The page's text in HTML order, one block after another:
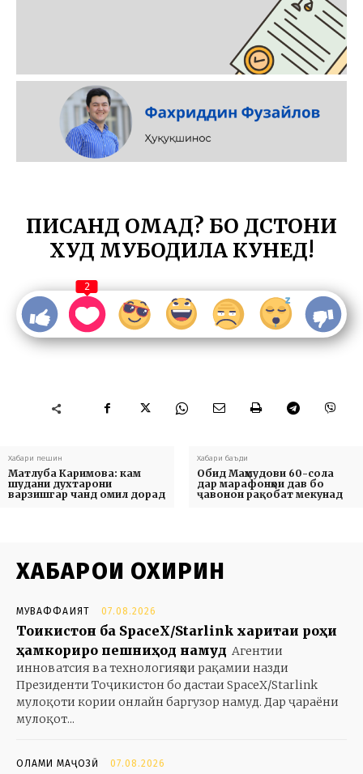
ПИСАНД ОМАД? БО ДӮСТОНИ
ХУД МУБОДИЛА КУНЕД!
2
Хабари пешин
Матлуба Каримова: кам
шудани духтарони
варзишгар чанд омил дорад
Хабари баъди
Обид Маҳмудови 60-сола
дар марафонҳои дав бо
ҷавонон рақобат мекунад
ХАБАРҲОИ ОХИРИН
МУВАФФАҚИЯТ 07.08.2026
Тоҷикистон ба SpaceX/Starlink харитаи роҳи
ҳамкориро пешниҳод намуд Агентии
инноватсия ва технологияҳои рақамии назди
Президенти Тоҷикистон бо дастаи SpaceX/Starlink
мулоқоти кории онлайн баргузор намуд. Дар ҷараёни
мулоқот...
ОЛАМИ МАҶОЗӢ 07.08.2026